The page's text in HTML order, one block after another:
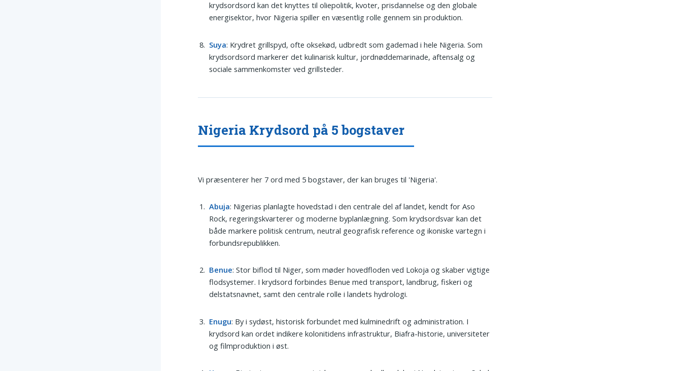
krydsordsord kan det knyttes til oliepolitik, kvoter, prisdannelse og den globale
energisektor, hvor Nigeria spiller en væsentlig rolle gennem sin produktion.
Suya: Krydret grillspyd, ofte oksekød, udbredt som gademad i hele Nigeria. Som
krydsordsord markerer det kulinarisk kultur, jordnøddemarinade, aftensalg og
sociale sammenkomster ved grillsteder.
Nigeria Krydsord på 5 bogstaver
Vi præsenterer her 7 ord med 5 bogstaver, der kan bruges til 'Nigeria'.
Abuja: Nigerias planlagte hovedstad i den centrale del af landet, kendt for Aso
Rock, regeringskvarterer og moderne byplanlægning. Som krydsordsvar kan det
både markere politisk centrum, neutral geografisk reference og ikoniske vartegn i
forbundsrepublikken.
Benue: Stor biflod til Niger, som møder hovedfloden ved Lokoja og skaber vigtige
flodsystemer. I krydsord forbindes Benue med transport, landbrug, fiskeri og
delstatsnavnet, samt den centrale rolle i landets hydrologi.
Enugu: By i sydøst, historisk forbundet med kulminedrift og administration. I
krydsord kan ordet indikere kolonitidens infrastruktur, Biafra-historie, universiteter
og filmproduktion i øst.